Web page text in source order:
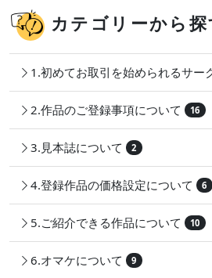
カテゴリーから探
1.初めてお取引を始められるサー
2.作品のご登録事項について 16
3.見本誌について 2
4.登録作品の価格設定について 6
5.ご紹介できる作品について 10
6.オマケについて 9